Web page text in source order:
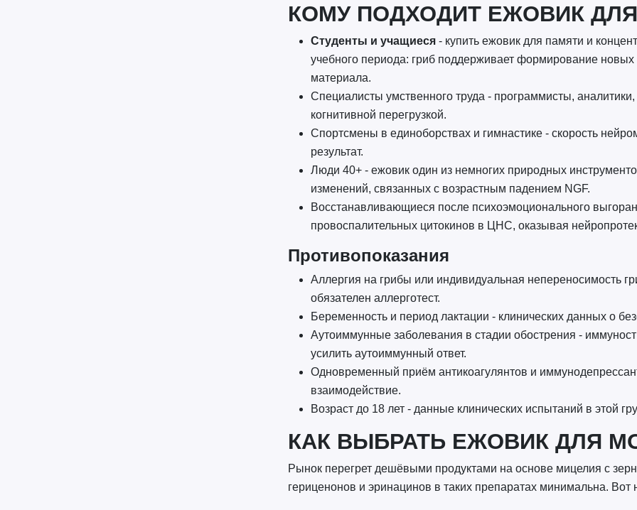
КОМУ ПОДХОДИТ ЕЖОВИК
Студенты и учащиеся- купить ежовик для памяти и
учебного периода: гриб поддерживает формирование
материала.
Специалисты умственного труда - программисты,
когнитивной перегрузкой.
Спортсмены в единоборствах и гимнастике - скорость
результат.
Люди 40+ - ежовик один из немногих природных
изменений, связанных с возрастным падением NGF.
Восстанавливающиеся после психоэмоционального
провоспалительных цитокинов в ЦНС, оказывая
Противопоказания
Аллергия на грибы или индивидуальная непереносимость
обязателен аллерготест.
Беременность и период лактации - клинических данных о
Аутоиммунные заболевания в стадии обострения -
усилить аутоиммунный ответ.
Одновременный приём антикоагулянтов и
взаимодействие.
Возраст до 18 лет - данные клинических испытаний в этой
КАК ВЫБРАТЬ ЕЖОВИК ДЛЯ
Рынок перегрет дешёвыми продуктами на основе мицелия с
гериценонов и эринацинов в таких препаратах минимальна. Вот